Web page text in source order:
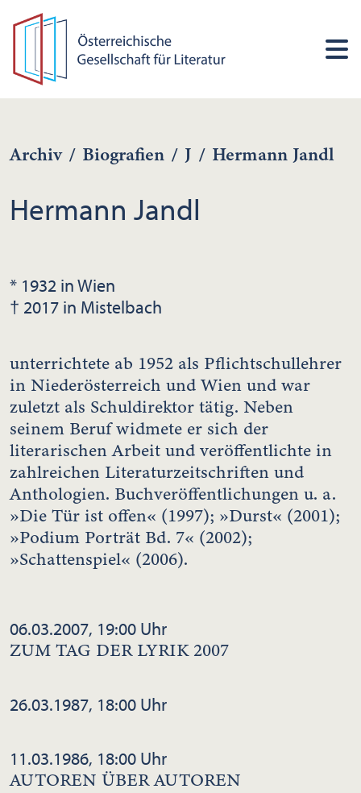
Archiv / Biografien / J / Hermann Jandl
Hermann Jandl
* 1932 in Wien
† 2017 in Mistelbach
unterrichtete ab 1952 als Pflichtschullehrer
in Niederösterreich und Wien und war
zuletzt als Schuldirektor tätig. Neben
seinem Beruf widmete er sich der
literarischen Arbeit und veröffentlichte in
zahlreichen Literaturzeitschriften und
Anthologien. Buchveröffentlichungen u. a.
»Die Tür ist offen« (1997); »Durst« (2001);
»Podium Porträt Bd. 7« (2002);
»Schattenspiel« (2006).
06.03.2007, 19:00 Uhr
ZUM TAG DER LYRIK 2007
26.03.1987, 18:00 Uhr
11.03.1986, 18:00 Uhr
AUTOREN ÜBER AUTOREN